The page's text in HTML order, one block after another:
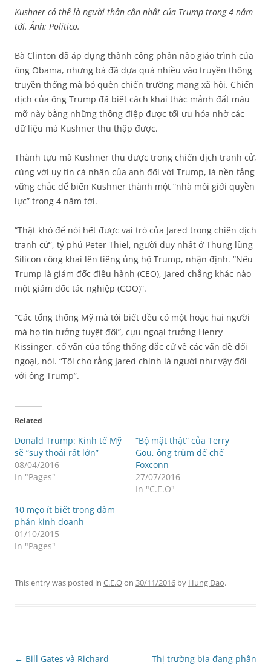
Kushner có thể là người thân cận nhất của Trump trong 4 năm
tới. Ảnh: Politico.
Bà Clinton đã áp dụng thành công phần nào giáo trình của
ông Obama, nhưng bà đã dựa quá nhiều vào truyền thông
truyền thống mà bỏ quên chiến trường mạng xã hội. Chiến
dịch của ông Trump đã biết cách khai thác mảnh đất màu
mỡ này bằng những thông điệp được tối ưu hóa nhờ các
dữ liệu mà Kushner thu thập được.
Thành tựu mà Kushner thu được trong chiến dịch tranh cử,
cùng với uy tín cá nhân của anh đối với Trump, là nền tảng
vững chắc để biến Kushner thành một “nhà môi giới quyền
lực” trong 4 năm tới.
“Thật khó để nói hết được vai trò của Jared trong chiến dịch
tranh cử”, tỷ phú Peter Thiel, người duy nhất ở Thung lũng
Silicon công khai lên tiếng ủng hộ Trump, nhận định. “Nếu
Trump là giám đốc điều hành (CEO), Jared chẳng khác nào
một giám đốc tác nghiệp (COO)”.
“Các tổng thống Mỹ mà tôi biết đều có một hoặc hai người
mà họ tin tưởng tuyệt đối”, cựu ngoại trưởng Henry
Kissinger, cố vấn của tổng thống đắc cử về các vấn đề đối
ngoại, nói. “Tôi cho rằng Jared chính là người như vậy đối
với ông Trump”.
Related
Donald Trump: Kinh tế Mỹ
sẽ “suy thoái rất lớn”
08/04/2016
In "Pages"
“Bộ mặt thật” của Terry
Gou, ông trùm đế chế
Foxconn
27/07/2016
In "C.E.O"
10 mẹo ít biết trong đàm
phán kinh doanh
01/10/2015
In "Pages"
This entry was posted in C.E.Oon 30/11/2016 by Hung Dao.
Post
← Bill Gates và Richard Thị trường bia đang phân